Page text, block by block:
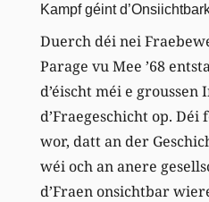
Kampf géint
Duerch déi nei
Parage vu Mee ’68
d’éischt méi e
d’Fraegeschicht op. Déi
wor, datt an der
wéi och an anere
d’Fraen onsichtbar